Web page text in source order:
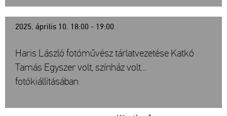
2025. április 10. 18:00 - 19:00
Haris László fotóművész tárlatvezetése Katkó
Tamás Egyszer volt, színház volt…
fotókiállításában